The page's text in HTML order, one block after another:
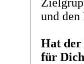
und den
Hat der
für